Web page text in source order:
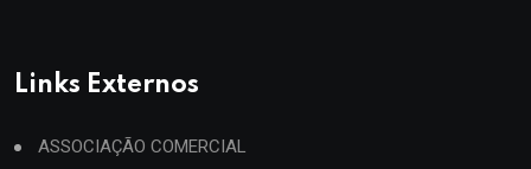
Links Externos
ASSOCIAÇÃO COMERCIAL